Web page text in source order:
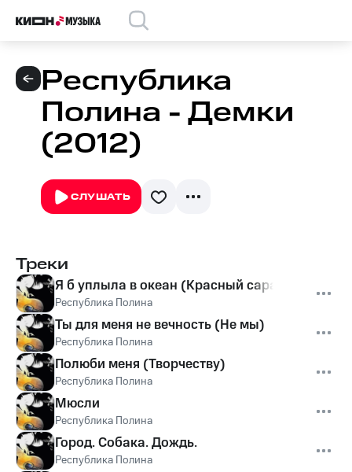
Республика
Полина - Демки
(2012)
СЛУШАТЬ
Треки
Я б уплыла в океан (Красный сарафан)
Республика Полина
Ты для меня не вечность (Не мы)
Республика Полина
Полюби меня (Творчеству)
Республика Полина
Мюсли
Республика Полина
Город. Собака. Дождь.
Республика Полина